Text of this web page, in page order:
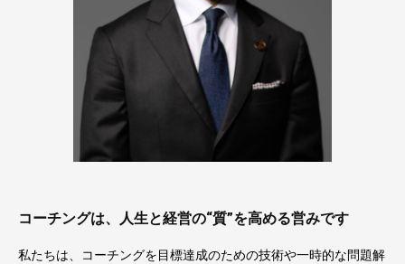
コーチングは、人生と経営の“質”を高める営みです
私たちは、コーチングを目標達成のための技術や一時的な問題解